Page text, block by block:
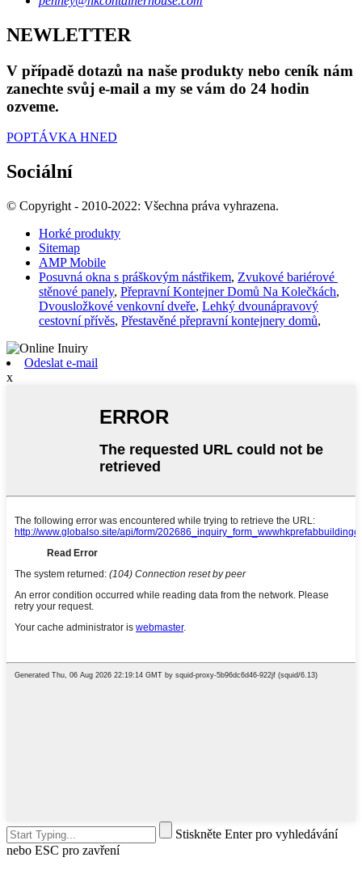
NEWLETTER
V případě dotazů na naše produkty nebo ceník nám
zanechte svůj e-mail a my se vám do 24 hodin
ozveme.
POPTÁVKA HNED
Sociální
© Copyright - 2010-2022: Všechna práva vyhrazena.
Horké produkty
Sitemap
AMP Mobile
Posuvná okna s práškovým nástřikem, Zvukové bariérové ​​
stěnové panely, Přepravní Kontejner Domů Na Kolečkách,
Dvousložkové venkovní dveře, Lehký dvounápravový
cestovní přívěs, Přestavěné přepravní kontejnery domů,
Odeslat e-mail
x
Stiskněte Enter pro vyhledávání
nebo ESC pro zavření